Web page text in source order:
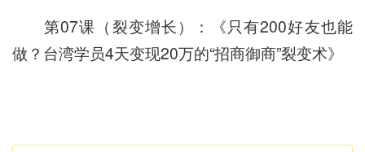
第07课（裂变增长）：《只有200好友也能
做？台湾学员4天变现20万的“招商御商”裂变术》